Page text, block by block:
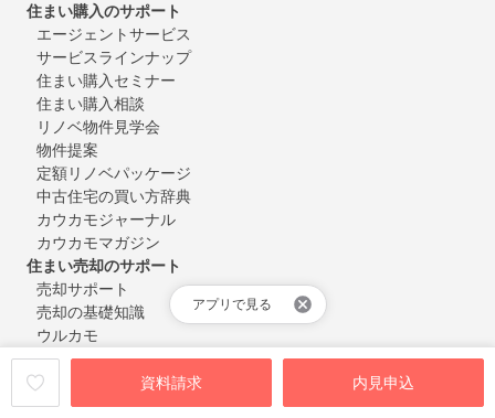
資料請求 内見申込
アプリで見る
住まい購入のサポート
エージェントサービス
サービスラインナップ
住まい購入セミナー
住まい購入相談
リノベ物件見学会
物件提案
定額リノベパッケージ
中古住宅の買い方辞典
カウカモジャーナル
カウカモマガジン
住まい売却のサポート
売却サポート
売却の基礎知識
ウルカモ
カウカモについて